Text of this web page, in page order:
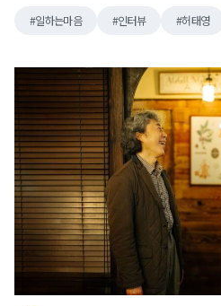
일하는마음 인터뷰 허태영